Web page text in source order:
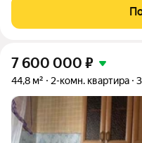
материалы. Планировка
гардеробная,
7 600 000 ₽
44,8 м² 2-комн. квартира